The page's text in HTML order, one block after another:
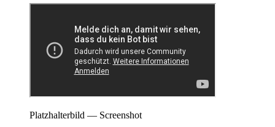
Platzhalterbild — Screenshot